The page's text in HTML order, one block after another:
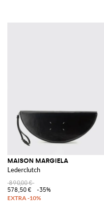
MAISON MARGIELA
Lederclutch
890,00 €
578,50 €
-35%